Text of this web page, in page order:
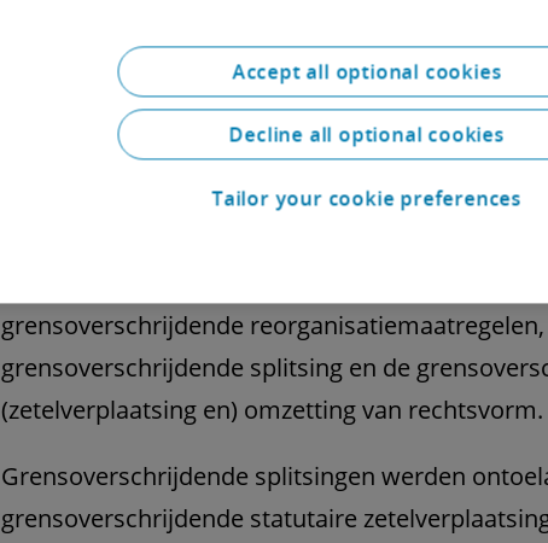
kader van het vennootschaps- en
beperkt: In wezen waren alleen
waarbij EU-ondernemingen betrokken waren
(in de vorm van de grensoverschrijdende fusie
grensoverschrijdende
grensoverschrijdende splitsing en de
(zetelverplaatsing en) omzetting van rechtsvorm.
Grensoverschrijdende splitsingen werden
grensoverschrijdende statutaire
Accept all optional cookies
Decline all optional cookies
Tailor your cookie preferences